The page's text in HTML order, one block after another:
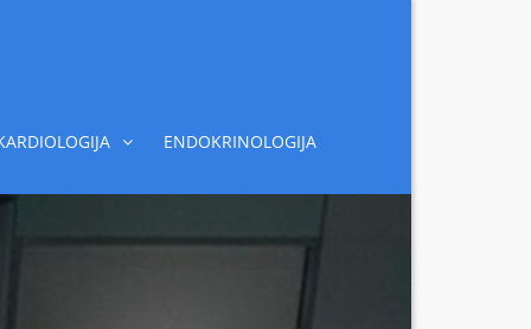
ENDOKRINOLOGIJA